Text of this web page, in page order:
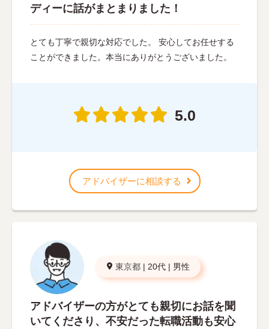
ディーに話がまとまりました！
とても丁寧で親切な対応でした。 安心してお任せする
ことができました。本当にありがとうございました。
5.0
アドバイザーに相談する
東京都 | 20代 | 男性
アドバイザーの方がとても親切にお話を聞
いてくださり、不安だった転職活動も安心